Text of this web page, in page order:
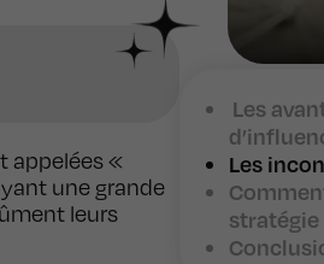
appelées «
une grande
leurs
Les
Les
stratégie